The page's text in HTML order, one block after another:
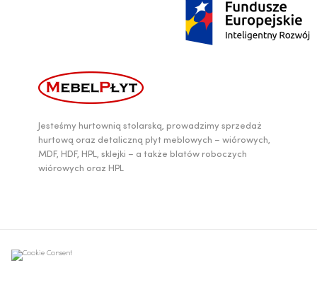
Jesteśmy hurtownią stolarską, prowadzimy sprzedaż
hurtową oraz detaliczną płyt meblowych – wiórowych,
MDF, HDF, HPL, sklejki – a także blatów roboczych
wiórowych oraz HPL